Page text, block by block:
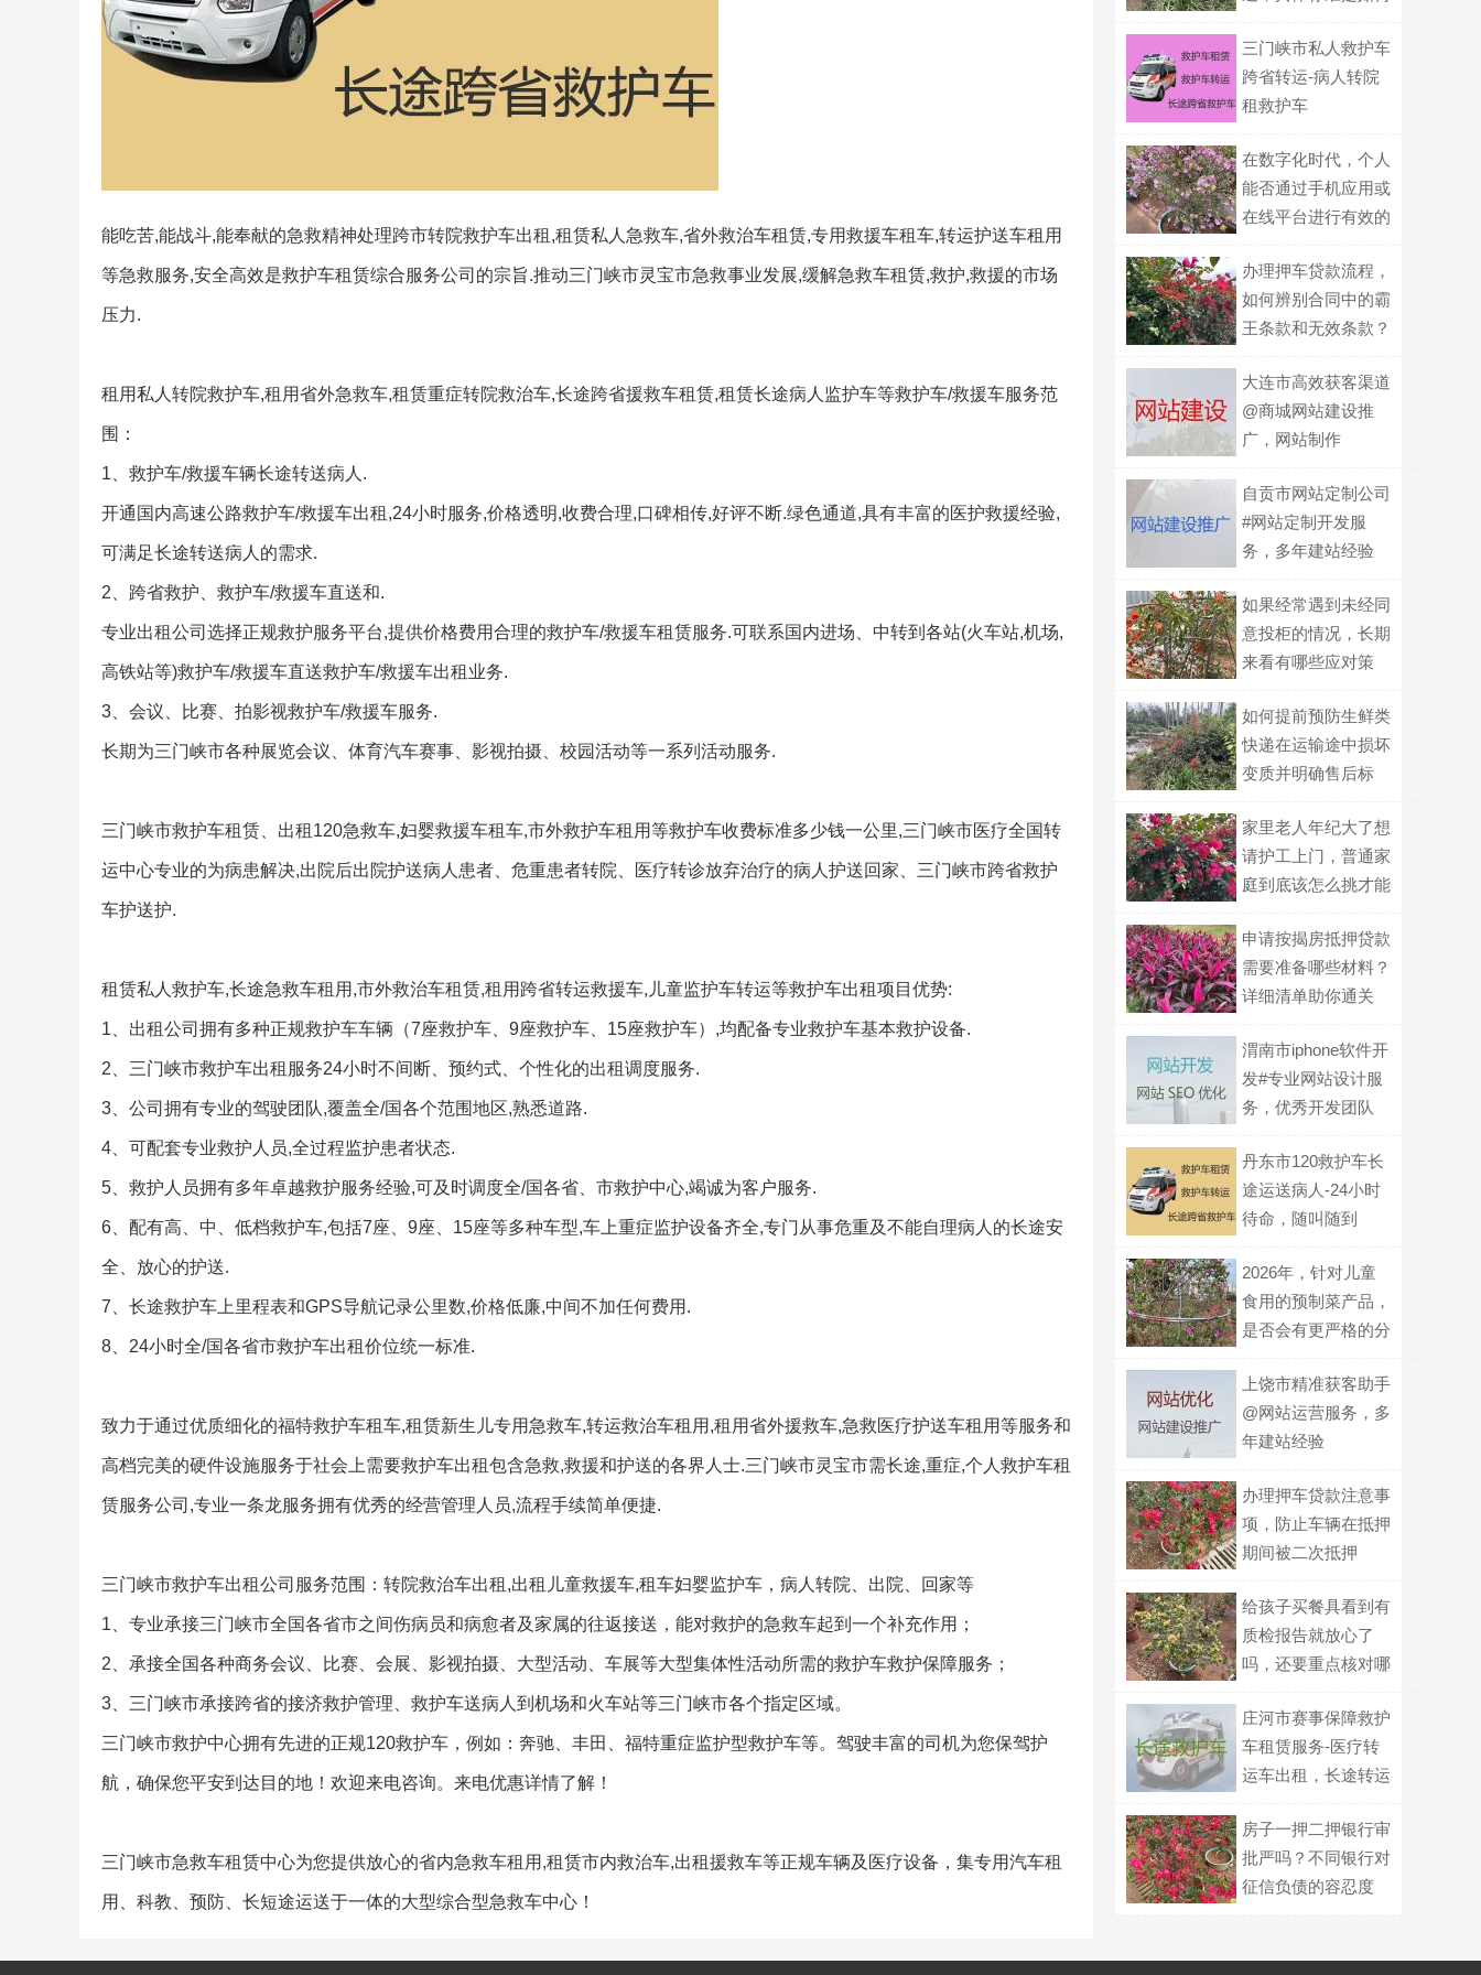
能吃苦,能战斗,能奉献的急救精神处理跨市转院救护车出租,租赁私人急救车,省外救治车租赁,专用救援车租车,转运护送车租用
等急救服务,安全高效是救护车租赁综合服务公司的宗旨.推动三门峡市灵宝市急救事业发展,缓解急救车租赁,救护,救援的市场
压力.
租用私人转院救护车,租用省外急救车,租赁重症转院救治车,长途跨省援救车租赁,租赁长途病人监护车等救护车/救援车服务范
围：
1、救护车/救援车辆长途转送病人.
开通国内高速公路救护车/救援车出租,24小时服务,价格透明,收费合理,口碑相传,好评不断.绿色通道,具有丰富的医护救援经验,
可满足长途转送病人的需求.
2、跨省救护、救护车/救援车直送和.
专业出租公司选择正规救护服务平台,提供价格费用合理的救护车/救援车租赁服务.可联系国内进场、中转到各站(火车站,机场,
高铁站等)救护车/救援车直送救护车/救援车出租业务.
3、会议、比赛、拍影视救护车/救援车服务.
长期为三门峡市各种展览会议、体育汽车赛事、影视拍摄、校园活动等一系列活动服务.
三门峡市救护车租赁、出租120急救车,妇婴救援车租车,市外救护车租用等救护车收费标准多少钱一公里,三门峡市医疗全国转
运中心专业的为病患解决,出院后出院护送病人患者、危重患者转院、医疗转诊放弃治疗的病人护送回家、三门峡市跨省救护
车护送护.
租赁私人救护车,长途急救车租用,市外救治车租赁,租用跨省转运救援车,儿童监护车转运等救护车出租项目优势:
1、出租公司拥有多种正规救护车车辆（7座救护车、9座救护车、15座救护车）,均配备专业救护车基本救护设备.
2、三门峡市救护车出租服务24小时不间断、预约式、个性化的出租调度服务.
3、公司拥有专业的驾驶团队,覆盖全/国各个范围地区,熟悉道路.
4、可配套专业救护人员,全过程监护患者状态.
5、救护人员拥有多年卓越救护服务经验,可及时调度全/国各省、市救护中心,竭诚为客户服务.
6、配有高、中、低档救护车,包括7座、9座、15座等多种车型,车上重症监护设备齐全,专门从事危重及不能自理病人的长途安
全、放心的护送.
7、长途救护车上里程表和GPS导航记录公里数,价格低廉,中间不加任何费用.
8、24小时全/国各省市救护车出租价位统一标准.
致力于通过优质细化的福特救护车租车,租赁新生儿专用急救车,转运救治车租用,租用省外援救车,急救医疗护送车租用等服务和
高档完美的硬件设施服务于社会上需要救护车出租包含急救,救援和护送的各界人士.三门峡市灵宝市需长途,重症,个人救护车租
赁服务公司,专业一条龙服务拥有优秀的经营管理人员,流程手续简单便捷.
三门峡市救护车出租公司服务范围：转院救治车出租,出租儿童救援车,租车妇婴监护车，病人转院、出院、回家等
1、专业承接三门峡市全国各省市之间伤病员和病愈者及家属的往返接送，能对救护的急救车起到一个补充作用；
2、承接全国各种商务会议、比赛、会展、影视拍摄、大型活动、车展等大型集体性活动所需的救护车救护保障服务；
3、三门峡市承接跨省的接济救护管理、救护车送病人到机场和火车站等三门峡市各个指定区域。
三门峡市救护中心拥有先进的正规120救护车，例如：奔驰、丰田、福特重症监护型救护车等。驾驶丰富的司机为您保驾护
航，确保您平安到达目的地！欢迎来电咨询。来电优惠详情了解！
三门峡市急救车租赁中心为您提供放心的省内急救车租用,租赁市内救治车,出租援救车等正规车辆及医疗设备，集专用汽车租
用、科教、预防、长短途运送于一体的大型综合型急救车中心！
三门峡市私人救护车
跨省转运-病人转院
租救护车
在数字化时代，个人
能否通过手机应用或
在线平台进行有效的
办理押车贷款流程，
如何辨别合同中的霸
王条款和无效条款？
大连市高效获客渠道
@商城网站建设推
广，网站制作
自贡市网站定制公司
#网站定制开发服
务，多年建站经验
如果经常遇到未经同
意投柜的情况，长期
来看有哪些应对策
如何提前预防生鲜类
快递在运输途中损坏
变质并明确售后标
家里老人年纪大了想
请护工上门，普通家
庭到底该怎么挑才能
申请按揭房抵押贷款
需要准备哪些材料？
详细清单助你通关
渭南市iphone软件开
发#专业网站设计服
务，优秀开发团队
丹东市120救护车长
途运送病人-24小时
待命，随叫随到
2026年，针对儿童
食用的预制菜产品，
是否会有更严格的分
上饶市精准获客助手
@网站运营服务，多
年建站经验
办理押车贷款注意事
项，防止车辆在抵押
期间被二次抵押
给孩子买餐具看到有
质检报告就放心了
吗，还要重点核对哪
庄河市赛事保障救护
车租赁服务-医疗转
运车出租，长途转运
房子一押二押银行审
批严吗？不同银行对
征信负债的容忍度